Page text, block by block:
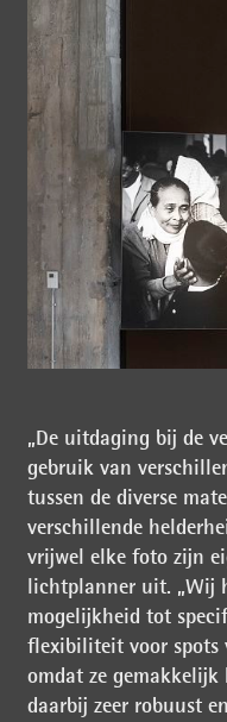
„De uitdaging bij de
gebruik van
tussen de diverse
verschillende
vrijwel elke foto zijn
lichtplanner uit. „Wij
mogelijkheid tot
flexibiliteit voor spots
omdat ze
daarbij zeer robuust